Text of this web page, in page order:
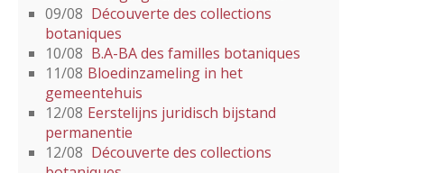
09/08 Découverte des collections
botaniques
10/08 B.A-BA des familles botaniques
11/08 Bloedinzameling in het
gemeentehuis
12/08 Eerstelijns juridisch bijstand
permanentie
12/08 Découverte des collections